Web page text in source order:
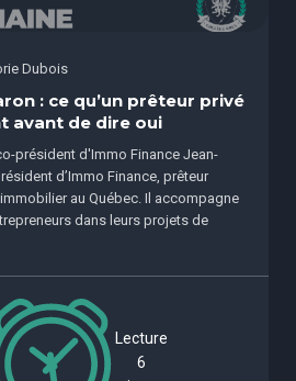
Dubois
: ce qu’un prêteur privé
avant de dire oui
président d'Immo Finance Jean-
d’Immo Finance, prêteur
au Québec. Il accompagne
dans leurs projets de
Lecture
6